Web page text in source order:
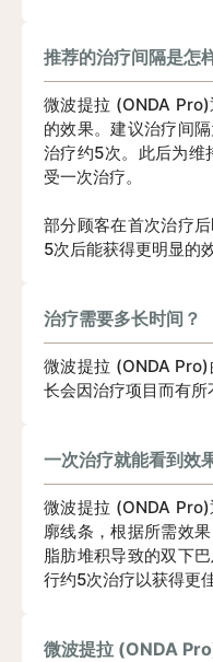
推荐的治疗间隔是怎
微波提拉 (ONDA
的效果。建议治疗间
治疗约5次。此后为
受一次治疗。
部分顾客在首次治疗
5次后能获得更明显的效
治疗需要多长时间？
微波提拉 (ONDA
长会因治疗项目而有所
一次治疗就能看到效
微波提拉 (ONDA
廓线条，根据所需效
脂肪堆积导致的双下
行约5次治疗以获得更
微波提拉 (ONDA